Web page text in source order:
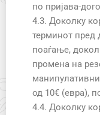
по пријава-
4.3. Доколку
терминот пред
поаѓање,
промена на
од 10€ (евра),
4.4. Доколку